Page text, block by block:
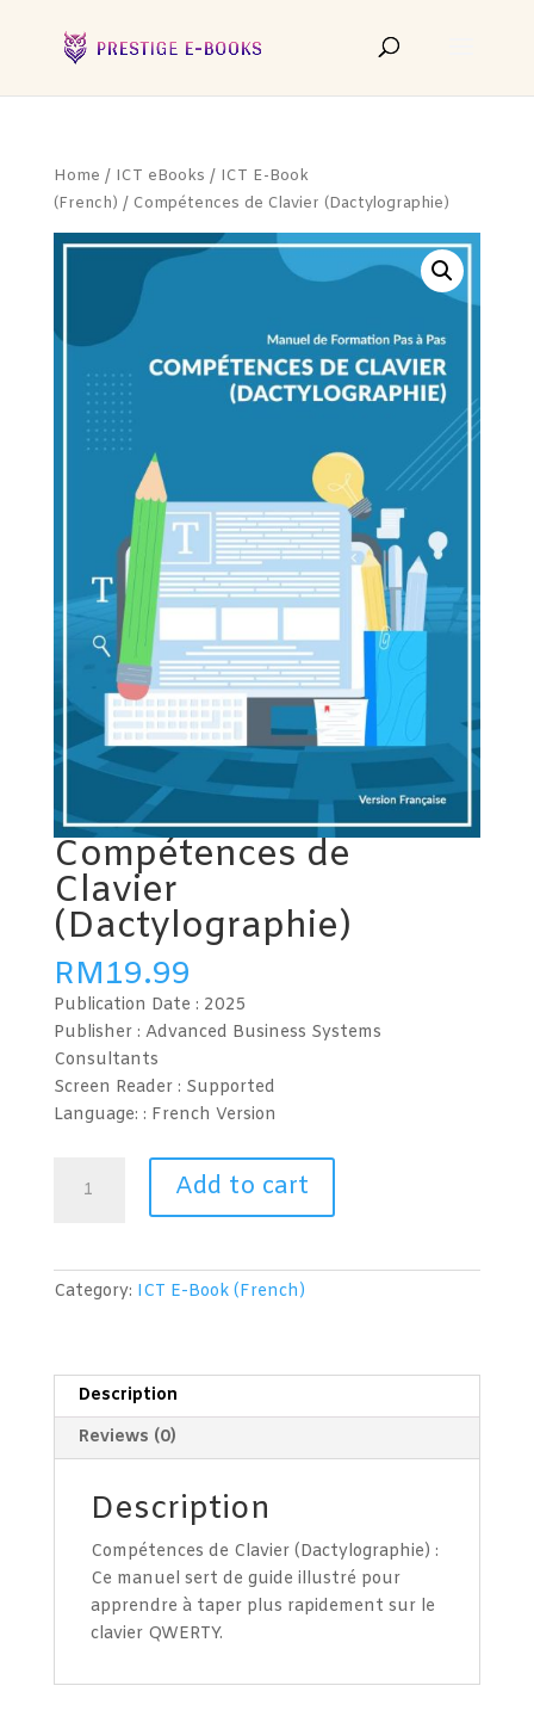
Home / ICT eBooks / ICT E-Book
(French) / Compétences de Clavier (Dactylographie)
Compétences de
Clavier
(Dactylographie)
RM19.99
Publication Date : 2025
Publisher : Advanced Business Systems
Consultants
Screen Reader : Supported
Language: : French Version
quantity
Add to cart
Category: ICT E-Book (French)
Description
Reviews (0)
Description
Compétences de Clavier (Dactylographie) :
Ce manuel sert de guide illustré pour
apprendre à taper plus rapidement sur le
clavier QWERTY.